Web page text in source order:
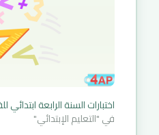
اختبارات السنة الرابعة
في "التعليم الإبتدائي"